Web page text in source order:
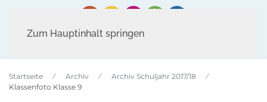
Zum Hauptinhalt springen
Startseite Archiv
Archiv Schuljahr 2017/18
Klassenfoto Klasse 9